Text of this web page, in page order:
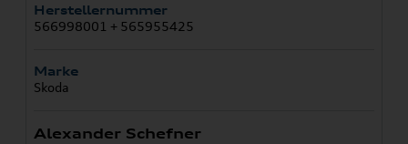
Herstellernummer
566998001 + 565955425
Marke
Skoda
Alexander Schefner